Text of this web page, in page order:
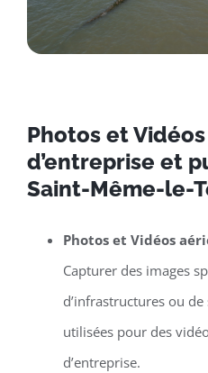
Photos et
d’entreprise et
Saint-Même-le-
Photos et Vidéos
Capturer des images
d’infrastructures ou
utilisées pour des
d’entreprise.